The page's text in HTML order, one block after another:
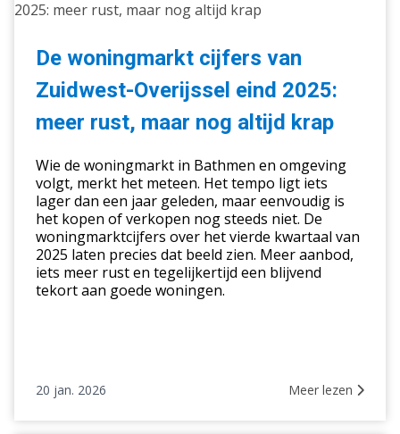
woningmarkt
Overijssel
eind
meer
rust,
maar
nog
altijd
krap
De woningmarkt cijfers van
Zuidwest-Overijssel eind 2025:
meer rust, maar nog altijd krap
Wie de woningmarkt in Bathmen en omgeving
volgt, merkt het meteen. Het tempo ligt iets
lager dan een jaar geleden, maar eenvoudig is
het kopen of verkopen nog steeds niet. De
woningmarktcijfers over het vierde kwartaal van
2025 laten precies dat beeld zien. Meer aanbod,
iets meer rust en tegelijkertijd een blijvend
tekort aan goede woningen.
20 jan. 2026 Meer lezen